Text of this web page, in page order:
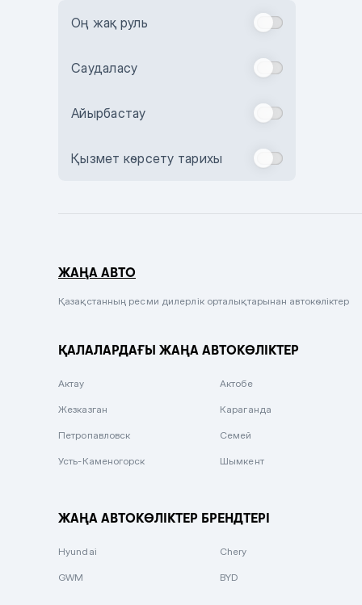
Зеленый
Бежевый
Комбинированный
Сиреневый металлик
Вишневый
Оң жақ руль
Саудаласу
Айырбастау
Қызмет көрсету тарихы
ЖАҢА АВТО
Қазақстанның ресми дилерлік орталықтарынан автокөліктер
ҚАЛАЛАРДАҒЫ ЖАҢА АВТОКӨЛІКТЕР
Актау Актобе
Жезказган Караганда
Петропавловск Семей
Усть-Каменогорск Шымкент
ЖАҢА АВТОКӨЛІКТЕР БРЕНДТЕРІ
Hyundai Chery
GWM BYD